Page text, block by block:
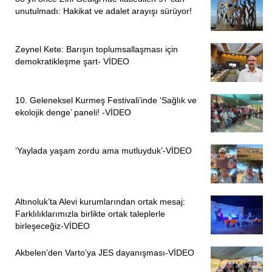
orataya konuldu” diye konuştu.
“NURETTİN KURT İSİMLİ ASKERİ MAHPUSLARIN
ÖLDÜRDÜĞÜ İDDİA EDİLMİŞTİ”
Kurt’un ölümüyle ilgili 5. Ağır Ceza Mahkemesi’nde
müvekkillerinin yargılandığını söyleyen Tuncer,
“Hapishanede mahpuslara ait beş adet silahın bulunduğu
incelemelerde ölümlerle bağlantısının olmadığı tespit
edildi. Nurettin Kurt’un yüksek kinetik enerjiye sahip
olduğu anlaşılan G3 mermisiyle öldürüldüğü tespit edildi”
“Otopsi ve balistik incelemeler dışında Ümraniye
Pamukçu’nun, A ve E Blokları arasında mahpuslara ateş
açılıyor, mahpuslar çapraz ateşe tabi tutuluyor ve A blokta
unutulmadı: Hakikat ve adalet arayışı sürüyor!
Zeynel Kete: Barışın toplumsallaşması için
demokratikleşme şart- VİDEO
10. Geleneksel Kurmeş Festivali’inde ‘Sağlık ve
ekolojik denge’ paneli! -VİDEO
‘Yaylada yaşam zordu ama mutluyduk’-VİDEO
Altınoluk’ta Alevi kurumlarından ortak mesaj:
Farklılıklarımızla birlikte ortak taleplerle
birleşeceğiz-VİDEO
Akbelen’den Varto’ya JES dayanışması-VİDEO